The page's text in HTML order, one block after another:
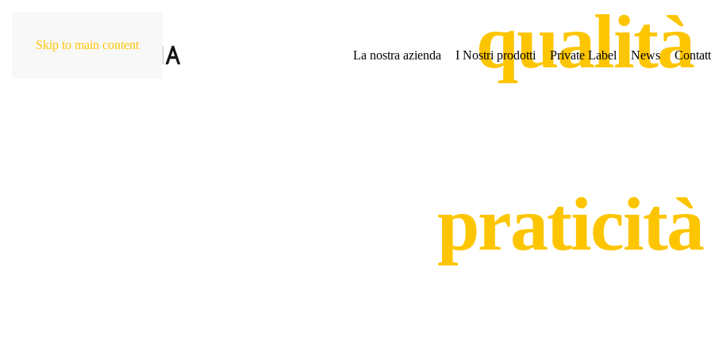
Skip to main content
La nostra azienda I Nostri prodotti Private Label News
Laqualità
praticità